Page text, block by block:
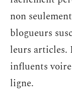
non
blogueurs
leurs
influents
ligne.